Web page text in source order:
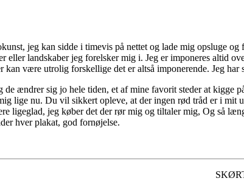
jeg kan sidde i timevis på nettet og lade mig opsluge
eller landskaber jeg forelsker mig i. Jeg er imponeres altid
være utrolig forskellige det er altså imponerende. Jeg
de ændrer sig jo hele tiden, et af mine favorit steder at
lige nu. Du vil sikkert opleve, at der ingen rød tråd er i
ligeglad, jeg køber det der rør mig og tiltaler mig, Og så
hver plakat, god fornøjelse.